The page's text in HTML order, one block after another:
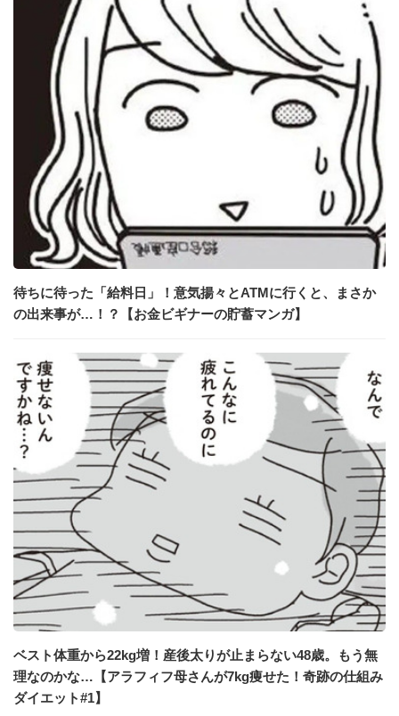
待ちに待った「給料日」！意気揚々とATMに行くと、まさか
の出来事が…！？【お金ビギナーの貯蓄マンガ】
ベスト体重から22kg増！産後太りが止まらない48歳。もう無
理なのかな…【アラフィフ母さんが7kg痩せた！奇跡の仕組み
ダイエット#1】